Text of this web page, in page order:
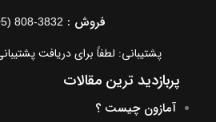
فروش : 808-3832
پشتیبانی: لطفاً برای دریافت
پربازدید ترین مقالات
آمازون چیست ؟